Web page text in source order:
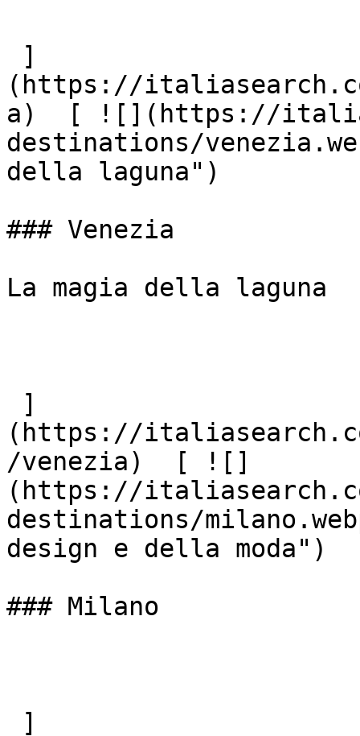
(https://
a)  [ ![](https://
destinations/
della laguna")
### Venezia
La magia della laguna
(https://
/venezia)  [ ![]
(https://
destinations/
design e della moda")
### Milano